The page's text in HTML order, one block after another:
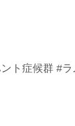
ト症候群 #